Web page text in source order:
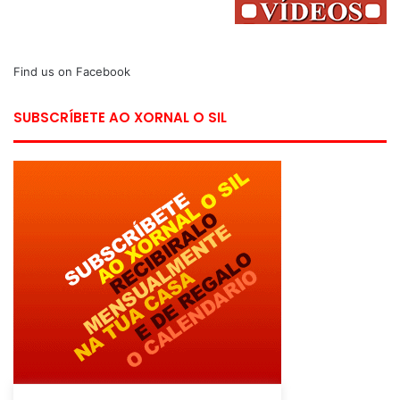
Find us on Facebook
SUBSCRÍBETE AO XORNAL O SIL